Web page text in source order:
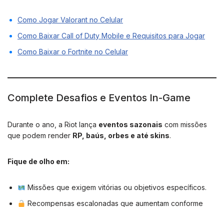
Como Jogar Valorant no Celular
Como Baixar Call of Duty Mobile e Requisitos para Jogar
Como Baixar o Fortnite no Celular
Complete Desafios e Eventos In-Game
Durante o ano, a Riot lança eventos sazonais com missões
que podem render RP, baús, orbes e até skins.
Fique de olho em:
Missões que exigem vitórias ou objetivos específicos.
Recompensas escalonadas que aumentam conforme